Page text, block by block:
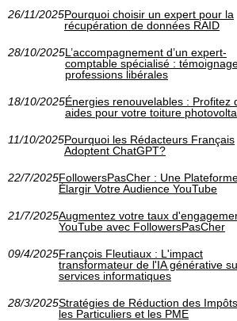
26/11/2025Pourquoi choisir un expert pour la
récupération de données RAID
28/10/2025L’accompagnement d’un expert-
comptable spécialisé :
professions libérales
18/10/2025Énergies renouvelables : Profitez
aides pour votre toiture
11/10/2025Pourquoi les Rédacteurs Français
Adoptent ChatGPT?
22/7/2025FollowersPasCher : Une
Élargir Votre Audience YouTube
21/7/2025Augmentez votre taux
YouTube avec FollowersPasCher
09/4/2025François Fleutiaux : L'impact
transformateur de l'IA générative
services informatiques
28/3/2025Stratégies de Réduction des
les Particuliers et les PME